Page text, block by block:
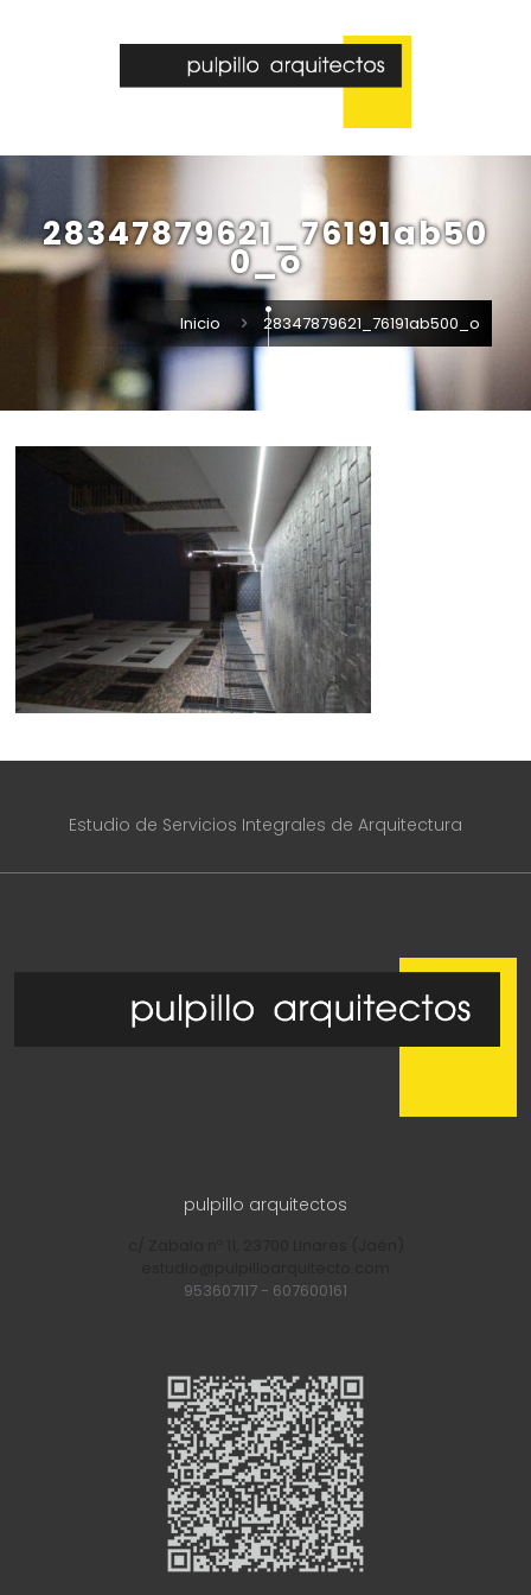
28347879621_76191ab50
0_o
Inicio 28347879621_76191ab500_o
Estudio de Servicios Integrales de Arquitectura
pulpillo arquitectos
953607117 - 607600161